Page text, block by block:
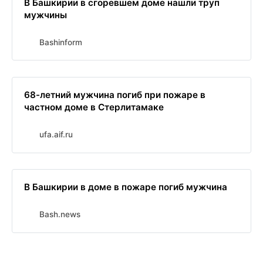
В Башкирии в сгоревшем доме нашли труп
мужчины
Bashinform
68-летний мужчина погиб при пожаре в
частном доме в Стерлитамаке
ufa.aif.ru
В Башкирии в доме в пожаре погиб мужчина
Bash.news